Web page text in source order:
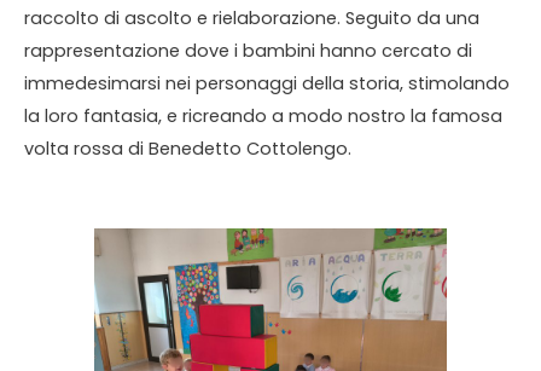
raccolto di ascolto e rielaborazione. Seguito da una
rappresentazione dove i bambini hanno cercato di
immedesimarsi nei personaggi della storia, stimolando
la loro fantasia, e ricreando a modo nostro la famosa
volta rossa di Benedetto Cottolengo.